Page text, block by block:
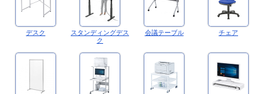
デスク
スタンディングデス
ク
会議テーブル チェア